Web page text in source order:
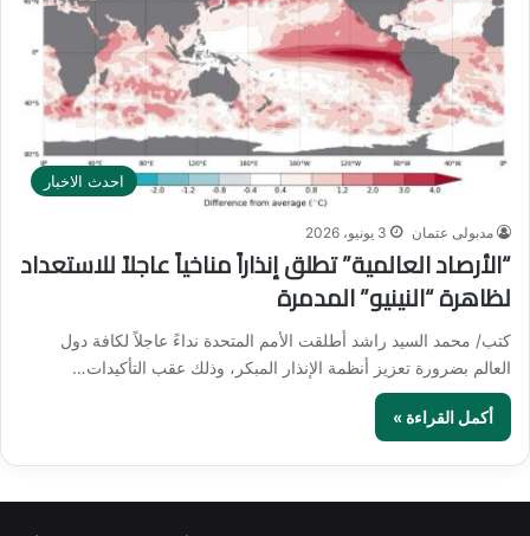
احدث الاخبار
مدبولى عتمان 3 يونيو، 2026
“الأرصاد العالمية” تطلق إنذاراً مناخياً عاجلاً للاستعداد
لظاهرة “النينيو” المدمرة
كتب/ محمد السيد راشد أطلقت الأمم المتحدة نداءً عاجلاً لكافة دول
العالم بضرورة تعزيز أنظمة الإنذار المبكر، وذلك عقب التأكيدات…
أكمل القراءة »